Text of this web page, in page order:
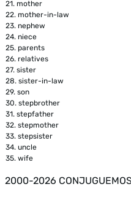
21. mother
22. mother-in-law
23. nephew
24. niece
25. parents
26. relatives
27. sister
28. sister-in-law
29. son
30. stepbrother
31. stepfather
32. stepmother
33. stepsister
34. uncle
35. wife
2000-2026